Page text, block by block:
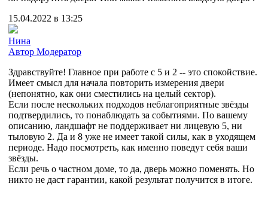
15.04.2022 в 13:25
Нина
Автор Модератор
Здравствуйте! Главное при работе с 5 и 2 -- это спокойствие.
Имеет смысл для начала повторить измерения двери
(непонятно, как они сместились на целый сектор).
Если после нескольких подходов неблагоприятные звёзды
подтвердились, то понаблюдать за событиями. По вашему
описанию, ландшафт не поддерживает ни лицевую 5, ни
тыловую 2. Да и 8 уже не имеет такой силы, как в уходящем
периоде. Надо посмотреть, как именно поведут себя ваши
звёзды.
Если речь о частном доме, то да, дверь можно поменять. Но
никто не даст гарантии, какой результат получится в итоге.